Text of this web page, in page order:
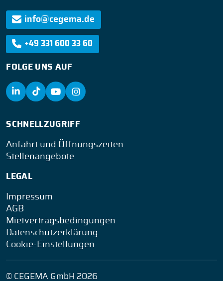
info@cegema.de
+49 331 600 33 60
FOLGE UNS AUF
SCHNELLZUGRIFF
Anfahrt und Öffnungszeiten
Stellenangebote
LEGAL
Impressum
AGB
Mietvertragsbedingungen
Datenschutzerklärung
Cookie-Einstellungen
© CEGEMA GmbH 2026